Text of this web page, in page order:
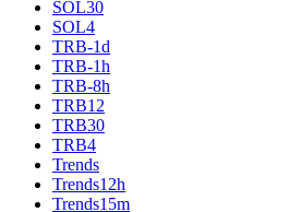
SOL30
SOL4
TRB-1d
TRB-1h
TRB-8h
TRB12
TRB30
TRB4
Trends
Trends12h
Trends15m